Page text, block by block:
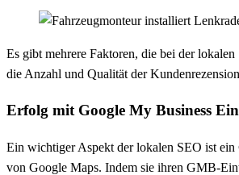
Es gibt mehrere Faktoren, die bei der
die Anzahl und Qualität der
Erfolg mit Google My Business
Ein wichtiger Aspekt der lokalen SEO ist
von Google Maps. Indem sie ihren GMB-